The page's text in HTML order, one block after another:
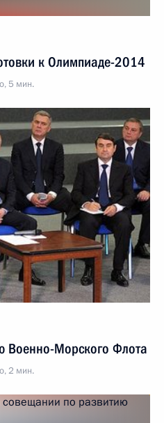
к Олимпиаде-2014
5 мин.
Военно-Морского Флота
2 мин.